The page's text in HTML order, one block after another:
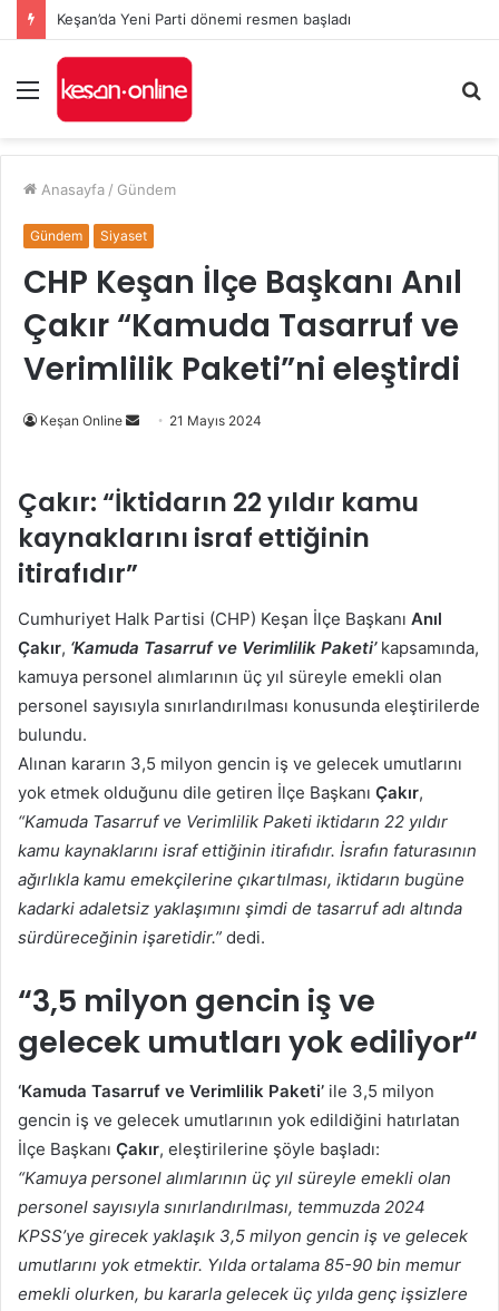
Keşan’da Yeni Parti dönemi resmen başladı
Menü
...
Anasayfa / Gündem
Gündem Siyaset
CHP Keşan İlçe Başkanı Anıl
Çakır “Kamuda Tasarruf ve
Verimlilik Paketi”ni eleştirdi
Keşan Online
Bir
göndermek
21 Mayıs 2024
Çakır: “İktidarın 22 yıldır kamu
kaynaklarını israf ettiğinin
itirafıdır”
Cumhuriyet Halk Partisi (CHP) Keşan İlçe Başkanı Anıl
Çakır, ‘Kamuda Tasarruf ve Verimlilik Paketi’ kapsamında,
kamuya personel alımlarının üç yıl süreyle emekli olan
personel sayısıyla sınırlandırılması konusunda eleştirilerde
bulundu.
Alınan kararın 3,5 milyon gencin iş ve gelecek umutlarını
yok etmek olduğunu dile getiren İlçe Başkanı Çakır,
“Kamuda Tasarruf ve Verimlilik Paketi iktidarın 22 yıldır
kamu kaynaklarını israf ettiğinin itirafıdır. İsrafın faturasının
ağırlıkla kamu emekçilerine çıkartılması, iktidarın bugüne
kadarki adaletsiz yaklaşımını şimdi de tasarruf adı altında
sürdüreceğinin işaretidir.” dedi.
“3,5 milyon gencin iş ve
gelecek umutları yok ediliyor“
‘Kamuda Tasarruf ve Verimlilik Paketi’ ile 3,5 milyon
gencin iş ve gelecek umutlarının yok edildiğini hatırlatan
İlçe Başkanı Çakır, eleştirilerine şöyle başladı:
“Kamuya personel alımlarının üç yıl süreyle emekli olan
personel sayısıyla sınırlandırılması, temmuzda 2024
KPSS’ye girecek yaklaşık 3,5 milyon gencin iş ve gelecek
umutlarını yok etmektir. Yılda ortalama 85-90 bin memur
emekli olurken, bu kararla gelecek üç yılda genç işsizlere